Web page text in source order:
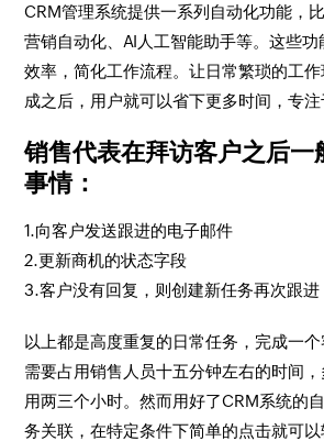
CRM管理系统提供一系列自动化功能，
营销自动化、AI人工智能助手等。这些
效率，简化工作流程。让日常繁琐的工
成之后，用户就可以省下更多时间，专注
销售代表在拜访客户之后一
事情：
1.向客户发送跟进的电子邮件
2.更新商机的状态字段
3.客户没有回复，则创建新任务再次跟进
以上都是高度重复的日常任务，完成一
需要占用销售人员十五分钟左右的时间
用两三个小时。然而用好了CRM系统的
务关联，在特定条件下简单的点击就可